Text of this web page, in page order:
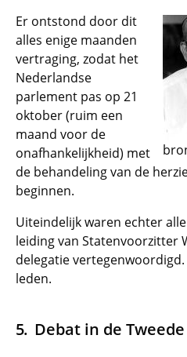
Er ontstond door dit
alles enige maanden
vertraging, zodat het
Nederlandse
parlement pas op 21
oktober (ruim een
maand voor de
onafhankelijkheid) met
de behandeling van de
beginnen.
Uiteindelijk waren echter
leiding van Statenvoorzitter
delegatie
leden.
Debat in de